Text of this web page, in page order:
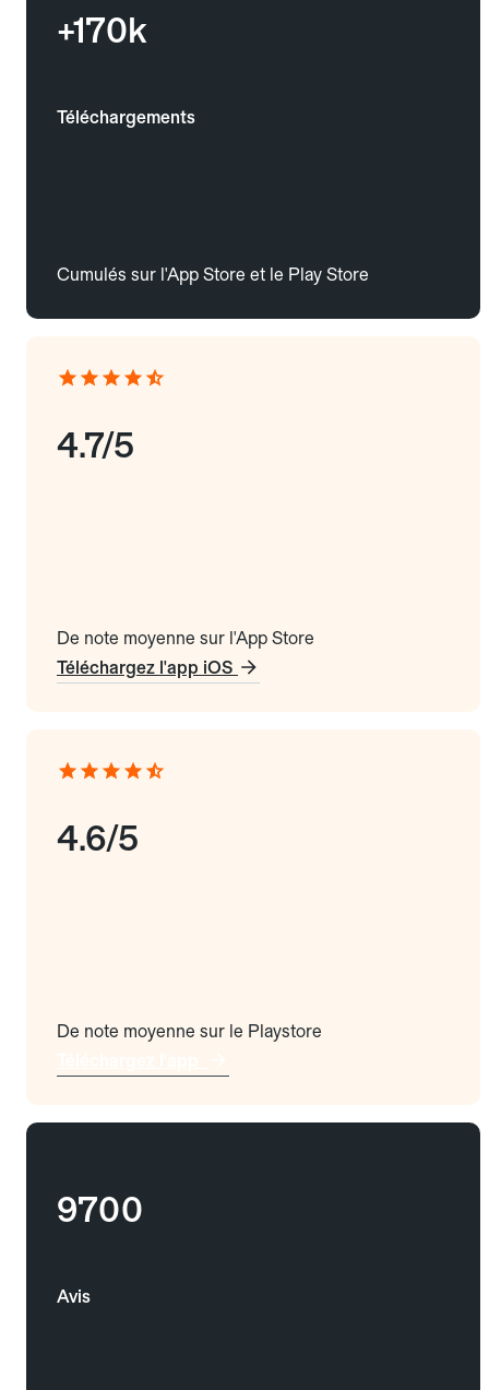
+170k
Téléchargements
Cumulés sur l'App Store et le Play Store
4.7/5
De note moyenne sur l'App Store
Téléchargez l'app iOS
4.6/5
De note moyenne sur le Playstore
9700
Avis